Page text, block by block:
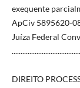
exequente
ApCiv 5895620-
Juíza Federal
DIREITO